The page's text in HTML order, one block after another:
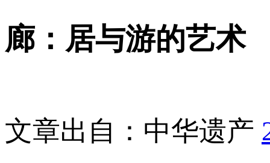
廊：居与游的艺术
文章出自：中华遗产